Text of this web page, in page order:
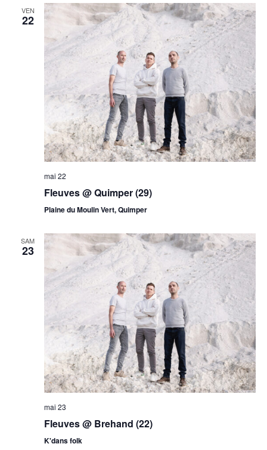
VEN
22
mai 22
Fleuves @ Quimper (29)
Plaine du Moulin Vert, Quimper
SAM
23
mai 23
Fleuves @ Brehand (22)
K'dans folk